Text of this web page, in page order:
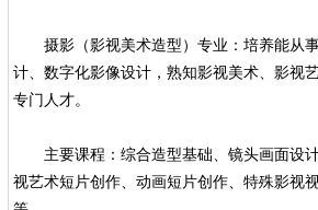
摄影（影视美术造型）专业：培养能从事
计、数字化影像设计，熟知影视美术、影视
专门人才。
主要课程：综合造型基础、镜头画面设计
视艺术短片创作、动画短片创作、特殊影视